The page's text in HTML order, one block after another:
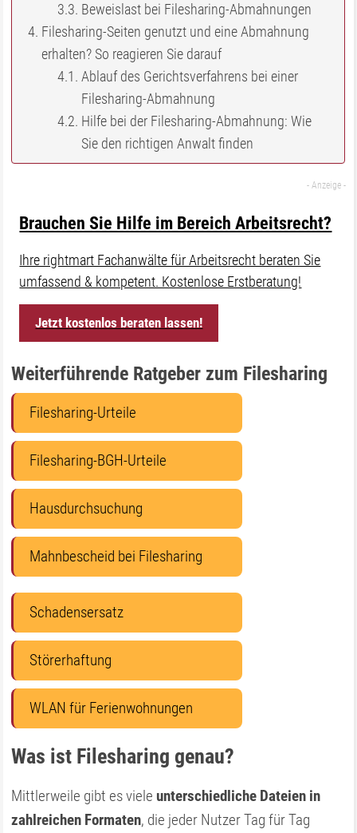
Beweislast bei Filesharing-Abmahnungen
Filesharing-Seiten genutzt und eine Abmahnung
erhalten? So reagieren Sie darauf
Ablauf des Gerichtsverfahrens bei einer
Filesharing-Abmahnung
Hilfe bei der Filesharing-Abmahnung: Wie
Sie den richtigen Anwalt finden
Brauchen Sie Hilfe im Bereich Arbeitsrecht?
Ihre rightmart Fachanwälte für Arbeitsrecht beraten Sie
umfassend & kompetent. Kostenlose Erstberatung!
Jetzt kostenlos beraten lassen!
Weiterführende Ratgeber zum Filesharing
Filesharing-Urteile
Filesharing-BGH-Urteile
Hausdurchsuchung
Mahnbescheid bei Filesharing
Schadensersatz
Störerhaftung
WLAN für Ferienwohnungen
Was ist Filesharing genau?
Mittlerweile gibt es viele unterschiedliche Dateien in
zahlreichen Formaten, die jeder Nutzer Tag für Tag